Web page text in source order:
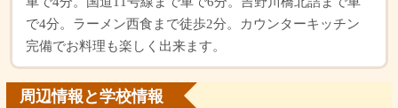
で4分。ラーメン西食まで徒歩2分。カウンターキッチン
完備でお料理も楽しく出来ます。
周辺情報と学校情報